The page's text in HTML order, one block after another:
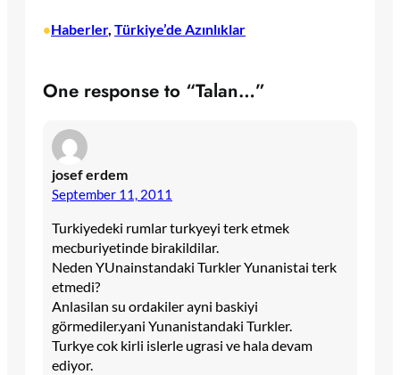
•Haberler, Türkiye’de Azınlıklar
One response to “Talan…”
josef erdem
September 11, 2011
Turkiyedeki rumlar turkyeyi terk etmek
mecburiyetinde birakildilar.
Neden YUnainstandaki Turkler Yunanistai terk
etmedi?
Anlasilan su ordakiler ayni baskiyi
görmediler.yani Yunanistandaki Turkler.
Turkye cok kirli islerle ugrasi ve hala devam
ediyor.